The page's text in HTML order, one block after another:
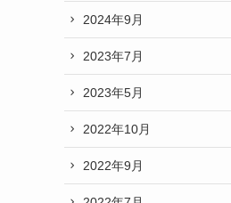
2024年9月
2023年7月
2023年5月
2022年10月
2022年9月